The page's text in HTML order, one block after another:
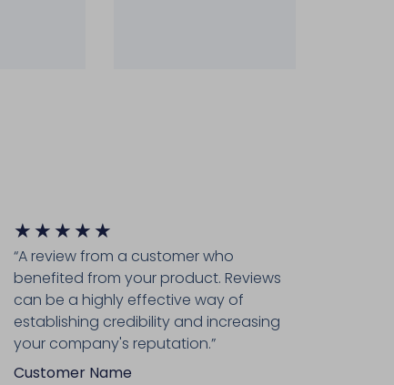
★ ★ ★ ★ ★
“A review from a customer who
benefited from your product. Reviews
can be a highly effective way of
establishing credibility and increasing
your company's reputation.”
Customer Name